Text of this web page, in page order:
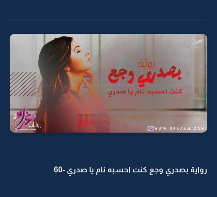
رواية بصدري وجع كنت احسبه نام يا صدري -60